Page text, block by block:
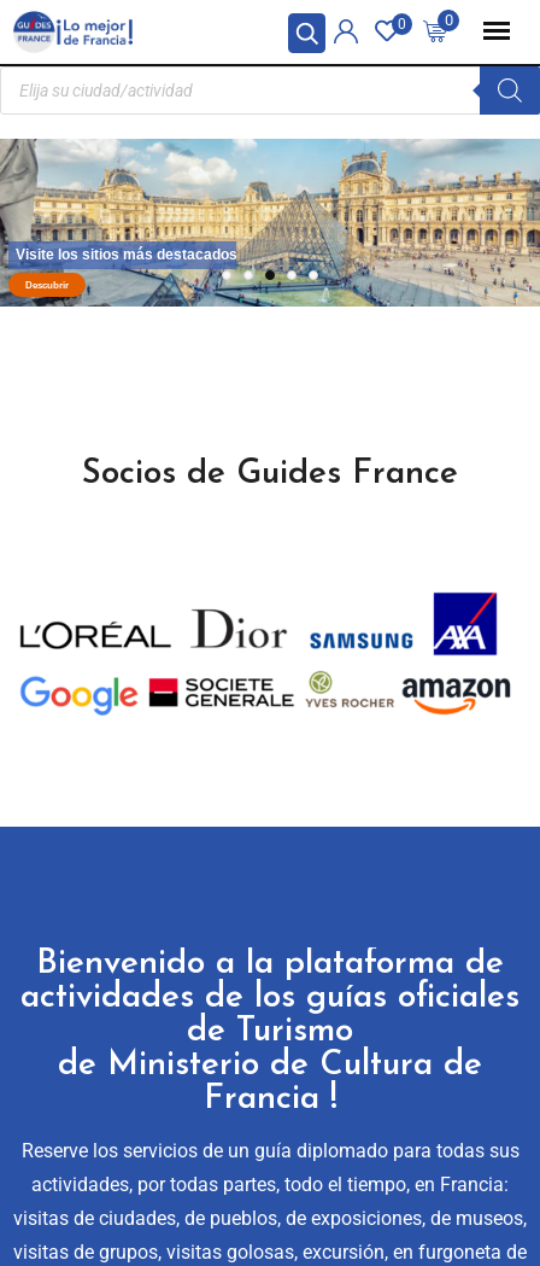
Panel de gestión de cookies 0
0
Descubrir
Los pueblos más preciosos
Socios de Guides France
Bienvenido a la plataforma de
actividades de los guías oficiales
de Turismo
de Ministerio de Cultura de
Francia !
Reserve los servicios de un guía diplomado para todas sus
actividades, por todas partes, todo el tiempo, en Francia:
visitas de ciudades, de pueblos, de exposiciones, de museos,
visitas de grupos, visitas golosas, excursión, en furgoneta de